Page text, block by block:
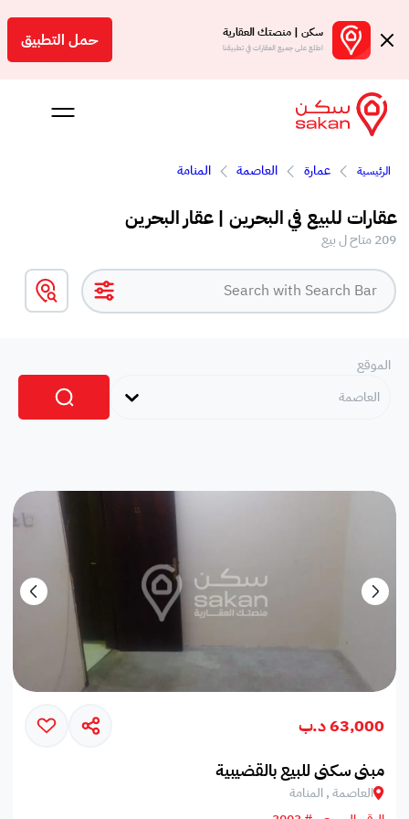
سكن | منصتك العقارية
اطلع على جميع العقارات في تطبيقنا حمل التطبيق
بالعمولة
الرئيسية عمارة العاصمة المنامة
عقارات للبيع في البحرين | عقار البحرين
209 متاح ل بيع
الموقع
العاصمة
63,000 د.ب
مبنى سكنى للبيع بالقضيبية
العاصمة , المنامة